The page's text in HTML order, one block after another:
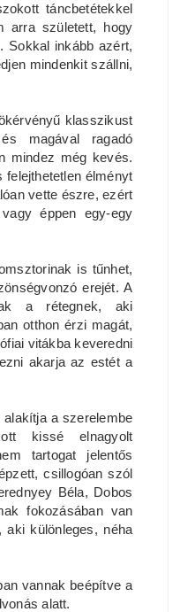
táncbetétekkel
arra született, hogy
Sokkal inkább azért,
mindenkit szállni,
klasszikust
magával ragadó
mindez még kevés.
felejthetetlen élményt
vette észre, ezért
éppen egy-egy
is tűnhet,
erejét. A
a rétegnek, aki
otthon érzi magát,
vitákba keveredni
akarja az estét a
a szerelembe
kissé elnagyolt
tartogat jelentős
csillogóan szól
Béla, Dobos
fokozásában van
aki különleges, néha
vannak beépítve a
alatt.